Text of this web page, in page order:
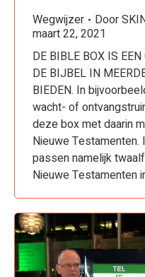
Wegwijzer Door
maart 22, 2021
DE BIBLE BOX IS
DE BIJBEL IN
BIEDEN. In
wacht- of
deze box met daarin
Nieuwe Testamenten.
passen namelijk
Nieuwe Testamenten